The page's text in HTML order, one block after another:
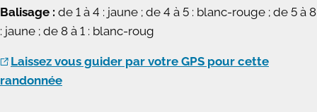
Balisage : de 1 à 4 : jaune ; de 4 à 5 : blanc-rouge ; de 5 à 8
: jaune ; de 8 à 1 : blanc-roug
Laissez vous guider par votre GPS pour cette
randonnée